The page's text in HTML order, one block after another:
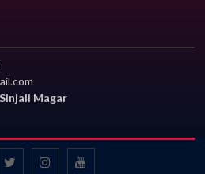
Magar